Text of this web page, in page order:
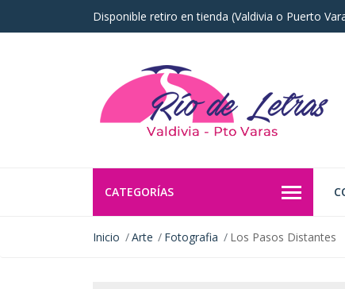
Disponible retiro en tienda (Valdivia o Puerto
CATEGORÍAS
Inicio Arte Fotografia Los Pasos Distantes